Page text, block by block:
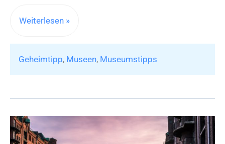
Geheimtipp:
Köln
Weiterlesen »
Geheimtipp, Museen, Museumstipps